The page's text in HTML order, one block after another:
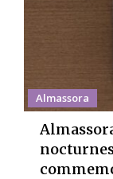
Almassora